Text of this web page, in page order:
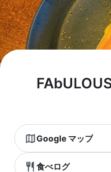
Google マップ
食べログ